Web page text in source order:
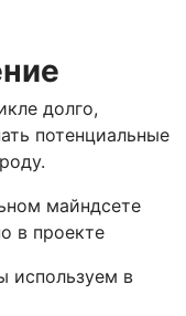
долго,
потенциальные
майндсете
в проекте
используем в